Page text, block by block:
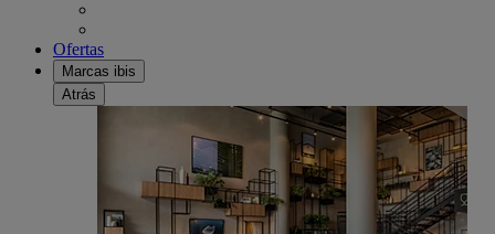
Ofertas
Marcas ibis
Atrás